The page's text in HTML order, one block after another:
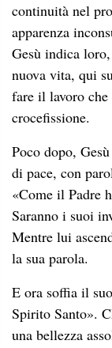
continuità nel
apparenza
Gesù indica
nuova vita, qui
fare il lavoro
crocefissione.
Poco dopo,
di pace, con
«Come il Padre
Saranno i suoi
Mentre lui
la sua parola.
E ora soffia il
Spirito Santo».
una bellezza